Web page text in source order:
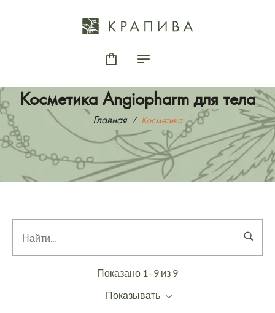
Косметика Angiopharm для тела
Главная Косметика
Показано 1–9 из 9
Показывать